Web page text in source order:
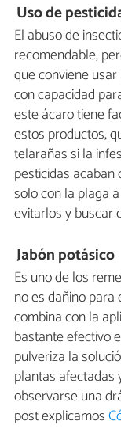
Uso de
El abuso de
recomendable,
que conviene
con capacidad
este ácaro tiene
estos productos,
telarañas si la
pesticidas
solo con la plaga
evitarlos y buscar
Jabón potásico
Es uno de los
no es dañino
combina con la
bastante efectivo
pulveriza la
plantas afectadas
observarse una
post explicamos